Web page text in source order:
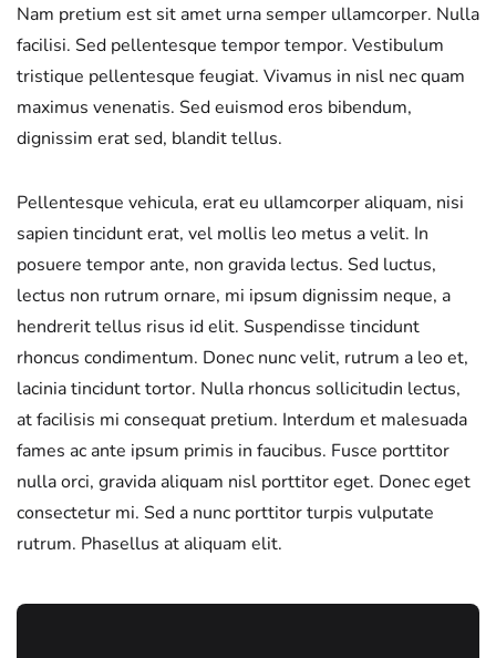
Nam pretium est sit amet urna semper ullamcorper. Nulla
facilisi. Sed pellentesque tempor tempor. Vestibulum
tristique pellentesque feugiat. Vivamus in nisl nec quam
maximus venenatis. Sed euismod eros bibendum,
dignissim erat sed, blandit tellus.
Pellentesque vehicula, erat eu ullamcorper aliquam, nisi
sapien tincidunt erat, vel mollis leo metus a velit. In
posuere tempor ante, non gravida lectus. Sed luctus,
lectus non rutrum ornare, mi ipsum dignissim neque, a
hendrerit tellus risus id elit. Suspendisse tincidunt
rhoncus condimentum. Donec nunc velit, rutrum a leo et,
lacinia tincidunt tortor. Nulla rhoncus sollicitudin lectus,
at facilisis mi consequat pretium. Interdum et malesuada
fames ac ante ipsum primis in faucibus. Fusce porttitor
nulla orci, gravida aliquam nisl porttitor eget. Donec eget
consectetur mi. Sed a nunc porttitor turpis vulputate
rutrum. Phasellus at aliquam elit.